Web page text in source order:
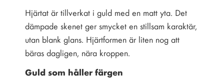
Hjärtat är tillverkat i guld med en matt yta. Det
dämpade skenet ger smycket en stillsam karaktär,
utan blank glans. Hjärtformen är liten nog att
bäras dagligen, nära kroppen.
Guld som håller färgen